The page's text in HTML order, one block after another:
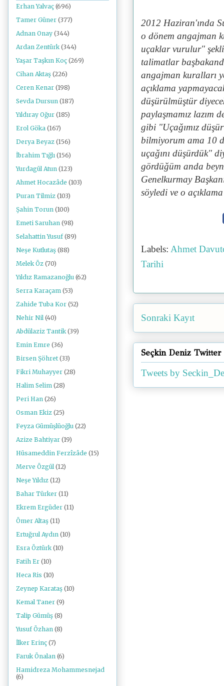
2012 Haziran'ında
o dönem angajman
uçaklar vurulur"
talimatlar
angajman kuralları
açıklama
düşürülmüştür
paylaşmamız lazım
gibi "Uçağımız
bilmiyorum ama 10
uçağını düşürdük"
gördüğüm anda
Genelkurmay
söyledi ve o
Labels: Ahmet
Tarihi
Sonraki Kayıt
Seçkin Deniz Twitter
Tweets by
Erhan Yalvaç (696)
Tamer Güner (377)
Adnan Onay (344)
Ardan Zentürk (344)
Yaşar Taşkın Koç (269)
Cihan Aktaş (226)
Ceren Kenar (198)
Sevda Dursun (187)
Yıldıray Oğur (185)
Erol Göka (167)
Derya Beyaz (156)
İbrahim Tığlı (156)
Yurdagül Atun (123)
Ahmet Hocazâde (103)
Puran Tilmiz (103)
Şahin Torun (100)
Emeti Saruhan (98)
Selahattin Yusuf (89)
Neşe Kutlutaş (88)
Melek Öz (70)
Yıldız Ramazanoğlu (62)
Serra Karaçam (53)
Zahide Tuba Kor (52)
Nehir Nil (40)
Abdülaziz Tantik (39)
Emin Emre (36)
Birsen Şöhret (33)
Fikri Muhayyer (28)
Halim Selim (28)
Peri Han (26)
Osman Ekiz (25)
Feyza Gümüşlüoğlu (22)
Azize Bahtiyar (19)
Hüsameddin Ferzîzâde (15)
Merve Özgül (12)
Neşe Yıldız (12)
Bahar Türker (11)
Ekrem Ergüder (11)
Ömer Altaş (11)
Ertuğrul Aydın (10)
Esra Öztürk (10)
Fatih Er (10)
Heca Ris (10)
Zeynep Karataş (10)
Kemal Taner (9)
Talip Gümüş (8)
Yusuf Özhan (8)
İlker Erinç (7)
Faruk Önalan (6)
Hamidreza Mohammesnejad
(6)